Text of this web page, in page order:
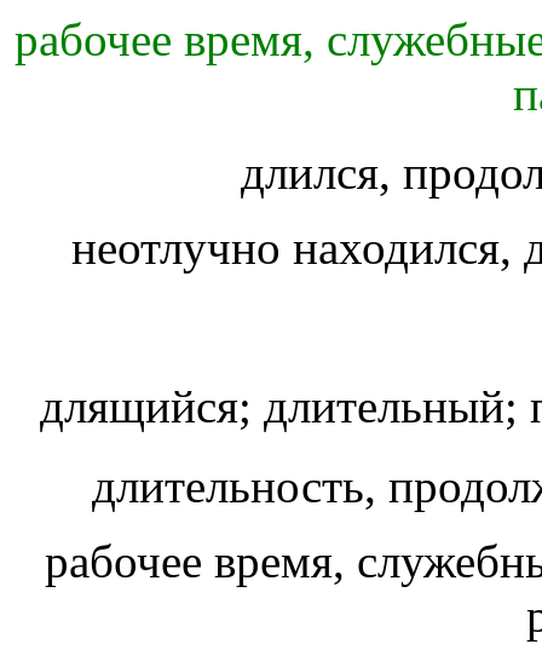
рабочее время,
длился,
неотлучно находился,
длящийся;
длительность,
рабочее время,